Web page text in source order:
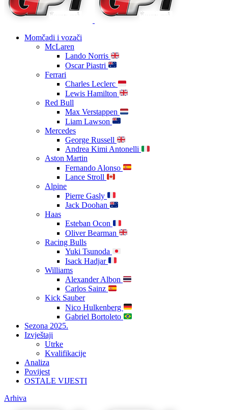
Momčadi i vozači
McLaren
Lando Norris
Oscar Piastri
Ferrari
Charles Leclerc
Lewis Hamilton
Red Bull
Max Verstappen
Liam Lawson
Mercedes
George Russell
Andrea Kimi Antonelli
Aston Martin
Fernando Alonso
Lance Stroll
Alpine
Pierre Gasly
Jack Doohan
Haas
Esteban Ocon
Oliver Bearman
Racing Bulls
Yuki Tsunoda
Isack Hadjar
Williams
Alexander Albon
Carlos Sainz
Kick Sauber
Nico Hulkenberg
Gabriel Bortoleto
Sezona 2025.
Izvještaji
Utrke
Kvalifikacije
Analiza
Povijest
OSTALE VIJESTI
Arhiva